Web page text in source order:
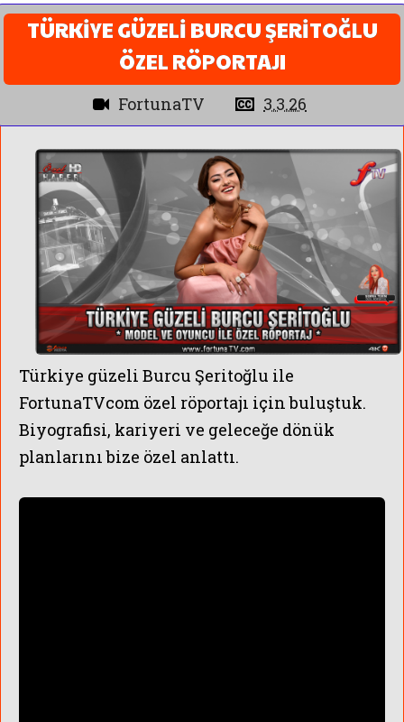
TÜRKİYE GÜZELİ BURCU ŞERİTOĞLU
ÖZEL RÖPORTAJI
FortunaTV 3.3.26
Türkiye güzeli Burcu Şeritoğlu ile
FortunaTVcom özel röportajı için buluştuk.
Biyografisi, kariyeri ve geleceğe dönük
planlarını bize özel anlattı.